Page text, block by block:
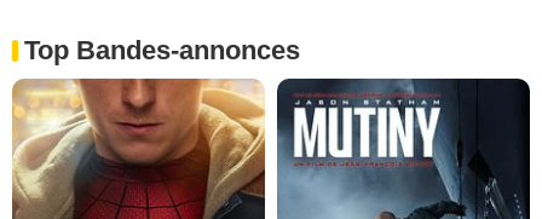
Top Bandes-annonces